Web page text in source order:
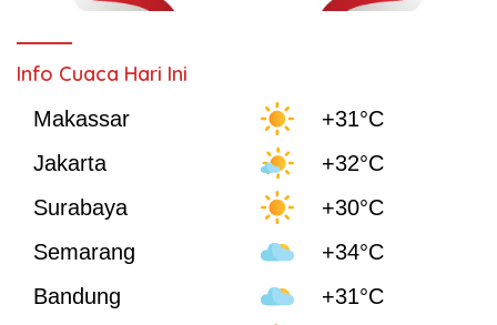
Info Cuaca Hari Ini
Makassar
+31°C
Jakarta
+32°C
Surabaya
+30°C
Semarang
+34°C
Bandung
+31°C